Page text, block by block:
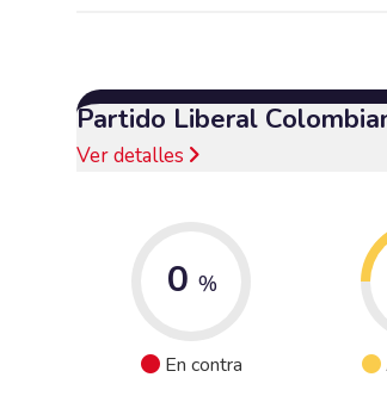
Partido Liberal
Ver detalles
0 %
En contra